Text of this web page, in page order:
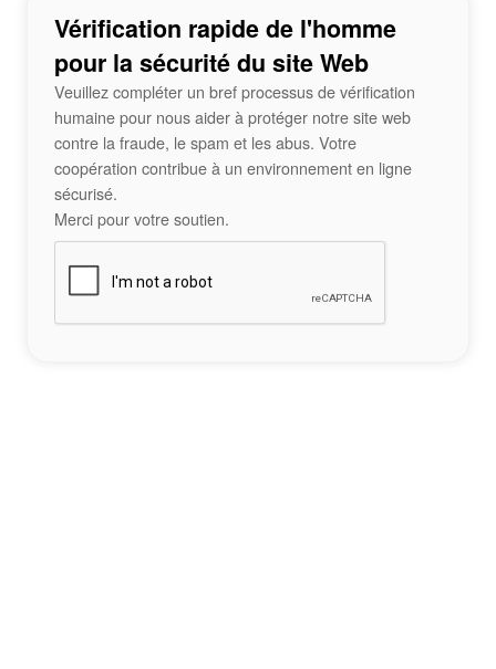
Vérification rapide de l'homme
pour la sécurité du site Web
Veuillez compléter un bref processus de vérification
humaine pour nous aider à protéger notre site web
contre la fraude, le spam et les abus. Votre
coopération contribue à un environnement en ligne
sécurisé.
Merci pour votre soutien.